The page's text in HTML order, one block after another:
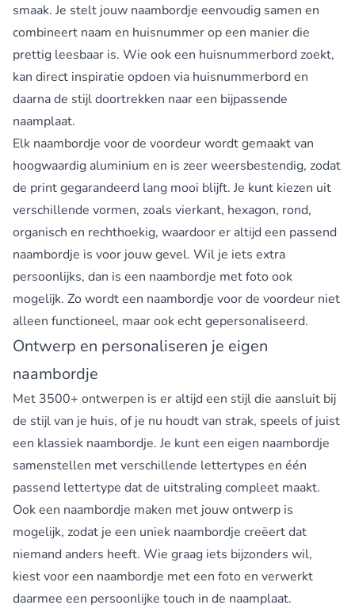
smaak. Je stelt jouw naambordje eenvoudig samen en
combineert naam en huisnummer op een manier die
prettig leesbaar is. Wie ook een huisnummerbord zoekt,
kan direct inspiratie opdoen via huisnummerbord en
daarna de stijl doortrekken naar een bijpassende
naamplaat.
Elk naambordje voor de voordeur wordt gemaakt van
hoogwaardig aluminium en is zeer weersbestendig, zodat
de print gegarandeerd lang mooi blijft. Je kunt kiezen uit
verschillende vormen, zoals vierkant, hexagon, rond,
organisch en rechthoekig, waardoor er altijd een passend
naambordje is voor jouw gevel. Wil je iets extra
persoonlijks, dan is een naambordje met foto ook
mogelijk. Zo wordt een naambordje voor de voordeur niet
alleen functioneel, maar ook echt gepersonaliseerd.
Ontwerp en personaliseren je eigen
naambordje
Met 3500+ ontwerpen is er altijd een stijl die aansluit bij
de stijl van je huis, of je nu houdt van strak, speels of juist
een klassiek naambordje. Je kunt een eigen naambordje
samenstellen met verschillende lettertypes en één
passend lettertype dat de uitstraling compleet maakt.
Ook een naambordje maken met jouw ontwerp is
mogelijk, zodat je een uniek naambordje creëert dat
niemand anders heeft. Wie graag iets bijzonders wil,
kiest voor een naambordje met een foto en verwerkt
daarmee een persoonlijke touch in de naamplaat.